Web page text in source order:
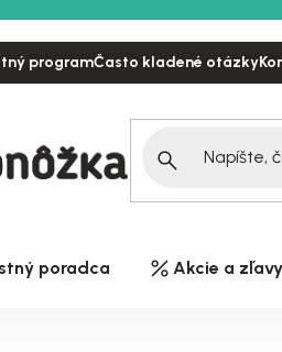
programČasto kladené otázky
poradca Akcie a zľavy